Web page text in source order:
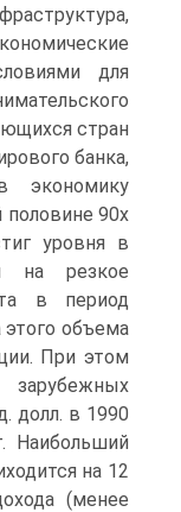
для
стран
банка,
экономику
90х
уровня в
на резкое
в период
этого объема
При этом
долл. в 1990
Наибольший
на 12
(менее